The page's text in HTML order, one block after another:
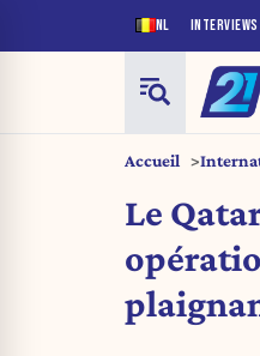
NL INTERVIEWS
Accueil
Le